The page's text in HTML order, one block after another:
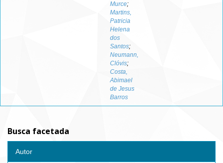
Murce;
Martins,
Patricia
Helena
dos
Santos;
Neumann,
Clóvis;
Costa,
Abimael
de Jesus
Barros
Busca facetada
Autor